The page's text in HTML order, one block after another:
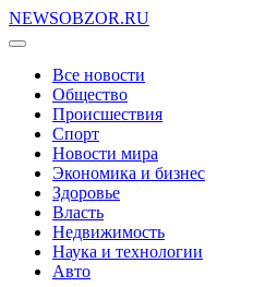
NEWSOBZOR.RU
Все новости
Общество
Происшествия
Спорт
Новости мира
Экономика и бизнес
Здоровье
Власть
Недвижимость
Наука и технологии
Авто